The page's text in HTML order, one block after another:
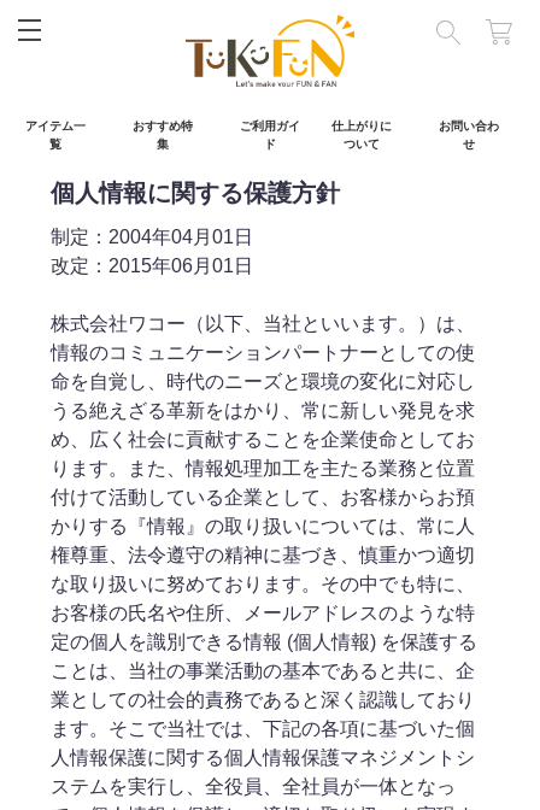
閉じる
アイテム一
覧
おすすめ特
集
ご利用ガイ
ド
仕上がりに
ついて
お問い合わ
せ
個人情報に関する保護方針
制定：2004年04月01日
改定：2015年06月01日
株式会社ワコー（以下、当社といいます。）は、
情報のコミュニケーションパートナーとしての使
命を自覚し、時代のニーズと環境の変化に対応し
うる絶えざる革新をはかり、常に新しい発見を求
め、広く社会に貢献することを企業使命としてお
ります。また、情報処理加工を主たる業務と位置
付けて活動している企業として、お客様からお預
かりする『情報』の取り扱いについては、常に人
権尊重、法令遵守の精神に基づき、慎重かつ適切
な取り扱いに努めております。その中でも特に、
お客様の氏名や住所、メールアドレスのような特
定の個人を識別できる情報 (個人情報) を保護する
ことは、当社の事業活動の基本であると共に、企
業としての社会的責務であると深く認識しており
ます。そこで当社では、下記の各項に基づいた個
人情報保護に関する個人情報保護マネジメントシ
ステムを実行し、全役員、全社員が一体となっ